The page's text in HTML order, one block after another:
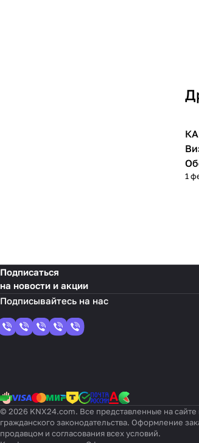
1
Подписаться
на новости и акции
© 2026 KNX24.com. Все представленные на
гражданского законодательства. Оформление
продавцом и согласования всех условий.